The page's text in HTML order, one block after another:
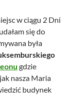
w ciągu 2 Dni
się do
była
gdzie
nasza Maria
budynek